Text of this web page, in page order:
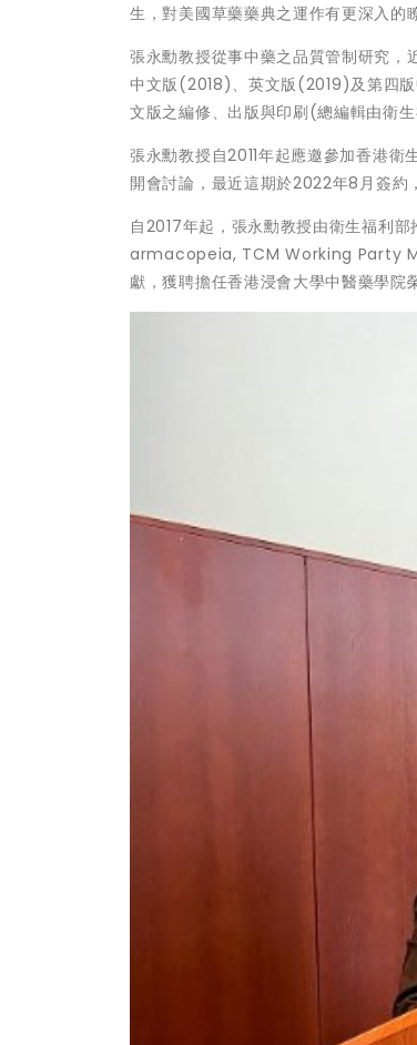
生，對美國草藥藥典之運作有更深入的
張永勳教授從事中藥之品質管制研究
中文版(2018)、英文版(2019)及第四
文版之編修、出版與印刷(總編輯由衛
張永勳教授自2011年起應邀參加香港
開會討論，最近這期於2022年8月簽約
自2017年起，張永勳教授由衛生福利
armacopeia, TCM Working Party
獻，獲聘擔任香港浸會大學中醫藥學院